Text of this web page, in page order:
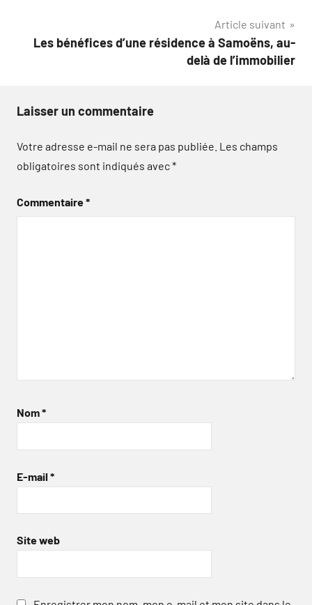
Article suivant
Les bénéfices d’une résidence à Samoëns, au-
delà de l’immobilier
Laisser un commentaire
Votre adresse e-mail ne sera pas publiée. Les champs
obligatoires sont indiqués avec*
Commentaire*
Nom*
E-mail *
Site web